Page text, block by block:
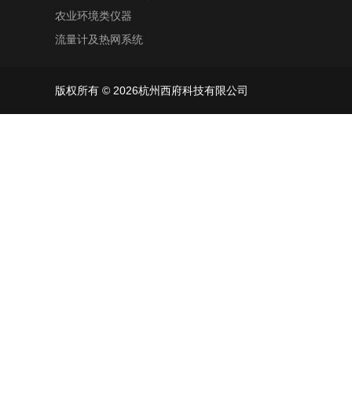
农业环境类仪器
流量计及热网系统
版权所有 © 2026杭州西府科技有限公司